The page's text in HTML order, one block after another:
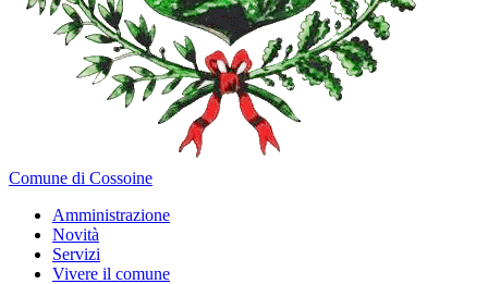
Comune di Cossoine
Amministrazione
Novità
Servizi
Vivere il comune